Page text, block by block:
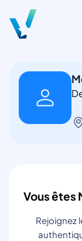
Vous êtes
Rejoignez